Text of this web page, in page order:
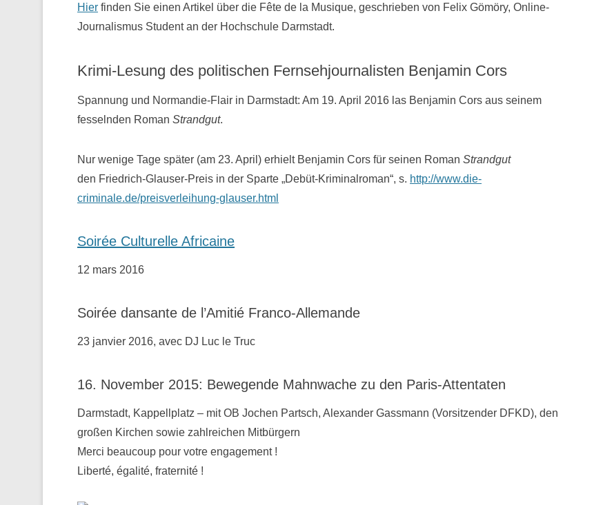
Hier finden Sie einen Artikel über die Fête de la Musique, geschrieben von Felix Gömöry, Online-
Journalismus Student an der Hochschule Darmstadt.
Krimi-Lesung des politischen Fernsehjournalisten Benjamin Cors
Spannung und Normandie-Flair in Darmstadt: Am 19. April 2016 las Benjamin Cors aus seinem
fesselnden Roman Strandgut.
Nur wenige Tage später (am 23. April) erhielt Benjamin Cors für seinen Roman Strandgut
den Friedrich-Glauser-Preis in der Sparte „Debüt-Kriminalroman“, s. http://www.die-
criminale.de/preisverleihung-glauser.html
Soirée Culturelle Africaine
12 mars 2016
Soirée dansante de l’Amitié Franco-Allemande
23 janvier 2016, avec DJ Luc le Truc
16. November 2015: Bewegende Mahnwache zu den ‪Paris-Attentaten
Darmstadt, Kappellplatz – mit OB Jochen Partsch, Alexander Gassmann (Vorsitzender ‪‎DFKD), den
großen Kirchen sowie zahlreichen Mitbürgern
Merci beaucoup pour votre engagement !
Liberté, égalité, fraternité !